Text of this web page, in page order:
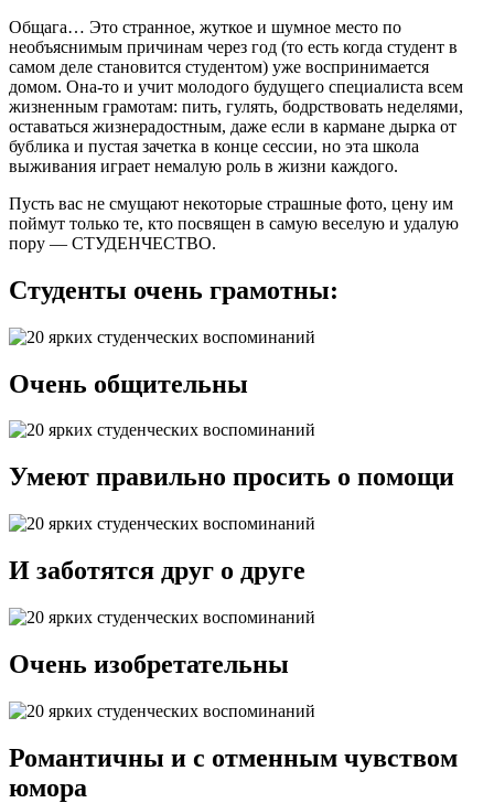
Общага… Это странное, жуткое и шумное место по
необъяснимым причинам через год (то есть когда студент в
самом деле становится студентом) уже воспринимается
домом. Она-то и учит молодого будущего специалиста всем
жизненным грамотам: пить, гулять, бодрствовать неделями,
оставаться жизнерадостным, даже если в кармане дырка от
бублика и пустая зачетка в конце сессии, но эта школа
выживания играет немалую роль в жизни каждого.
Пусть вас не смущают некоторые страшные фото, цену им
поймут только те, кто посвящен в самую веселую и удалую
пору — СТУДЕНЧЕСТВО.
Студенты очень грамотны:
Очень общительны
Умеют правильно просить о помощи
И заботятся друг о друге
Очень изобретательны
Романтичны и с отменным чувством
юмора